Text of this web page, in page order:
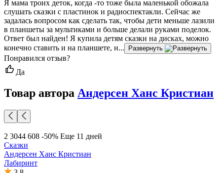
Я мама троих деток, когда -то тоже была маленькой обожала
слушать сказки с пластинок и радиоспектакли. Сейчас же
задалась вопросом как сделать так, чтобы дети меньше лазили
в планшеты за мультиками и больше делали руками поделок.
Ответ был найден! Я купила детям сказки на дисках, можно
конечно ставить и на планшете, н...
Развернуть
Понравился отзыв?
Да
Товар автора Андерсен Ханс Кристиан
2 3044 608 -50% Еще 11 дней
Сказки
Андерсен Ханс Кристиан
Лабиринт